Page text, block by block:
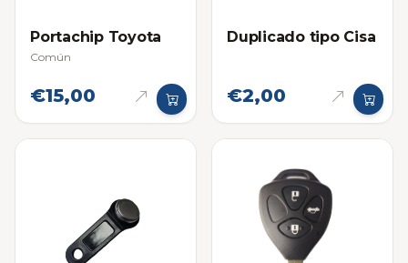
Portachip Toyota
Común
€15,00
Duplicado tipo Cisa
€2,00